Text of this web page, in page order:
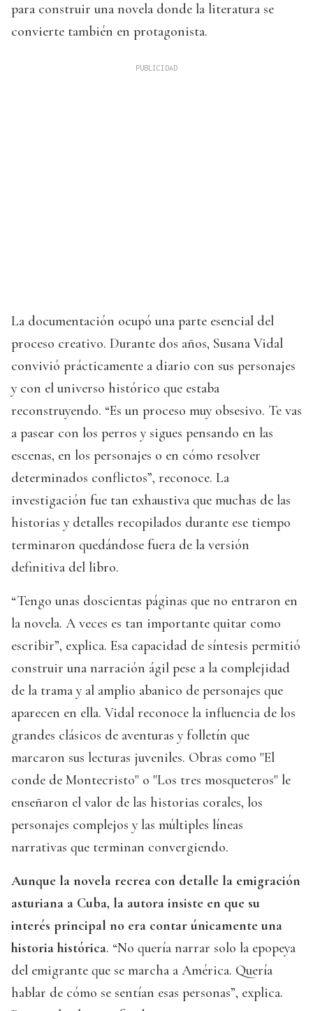
para construir una novela donde la literatura se
convierte también en protagonista.
La documentación ocupó una parte esencial del
proceso creativo. Durante dos años, Susana Vidal
convivió prácticamente a diario con sus personajes
y con el universo histórico que estaba
reconstruyendo. “Es un proceso muy obsesivo. Te vas
a pasear con los perros y sigues pensando en las
escenas, en los personajes o en cómo resolver
determinados conflictos”, reconoce. La
investigación fue tan exhaustiva que muchas de las
historias y detalles recopilados durante ese tiempo
terminaron quedándose fuera de la versión
definitiva del libro.
“Tengo unas doscientas páginas que no entraron en
la novela. A veces es tan importante quitar como
escribir”, explica. Esa capacidad de síntesis permitió
construir una narración ágil pese a la complejidad
de la trama y al amplio abanico de personajes que
aparecen en ella. Vidal reconoce la influencia de los
grandes clásicos de aventuras y folletín que
marcaron sus lecturas juveniles. Obras como "El
conde de Montecristo" o "Los tres mosqueteros" le
enseñaron el valor de las historias corales, los
personajes complejos y las múltiples líneas
narrativas que terminan convergiendo.
Aunque la novela recrea con detalle la emigración
asturiana a Cuba, la autora insiste en que su
interés principal no era contar únicamente una
historia histórica. “No quería narrar solo la epopeya
del emigrante que se marcha a América. Quería
hablar de cómo se sentían esas personas”, explica.